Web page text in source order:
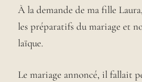
À la demande de ma fille
les préparatifs du mariage et
laïque.
Le mariage annoncé, il fallait